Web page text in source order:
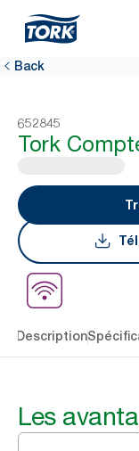
Back
652845
Tork
Description
Les